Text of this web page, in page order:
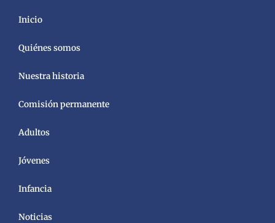
Inicio
Quiénes somos
Nuestra historia
Comisión permanente
Adultos
Jóvenes
Infancia
Noticias